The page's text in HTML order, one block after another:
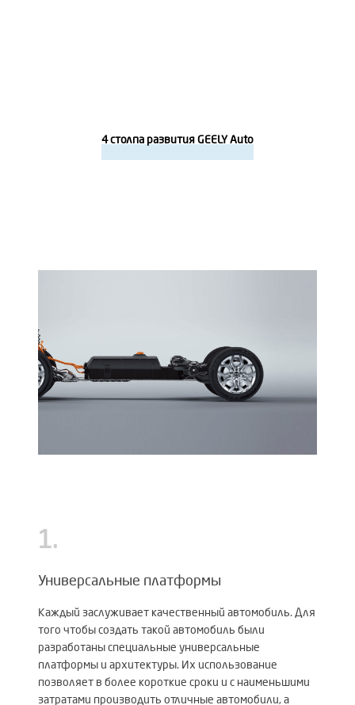
4 столпа развития GEELY Auto
1.
Универсальные платформы
Каждый заслуживает качественный автомобиль. Для
того чтобы создать такой автомобиль были
разработаны специальные универсальные
платформы и архитектуры. Их использование
позволяет в более короткие сроки и с наименьшими
затратами производить отличные автомобили, а